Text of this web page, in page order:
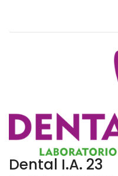
Dental I.A. 23